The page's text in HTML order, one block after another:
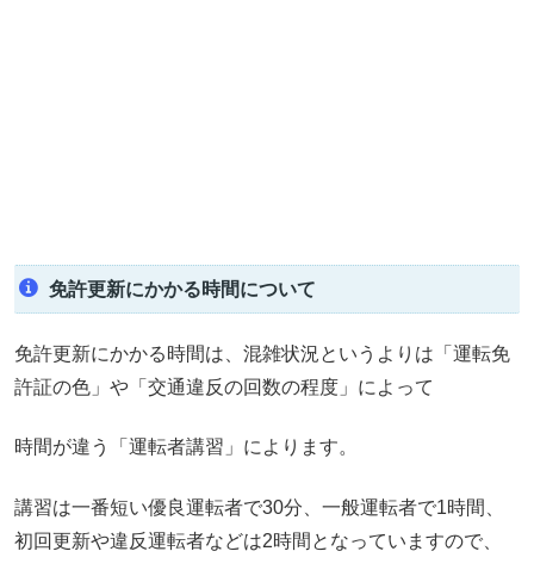
免許更新にかかる時間について
免許更新にかかる時間は、混雑状況というよりは「運転免
許証の色」や「交通違反の回数の程度」によって
時間が違う「運転者講習」によります。
講習は一番短い優良運転者で30分、一般運転者で1時間、
初回更新や違反運転者などは2時間となっていますので、